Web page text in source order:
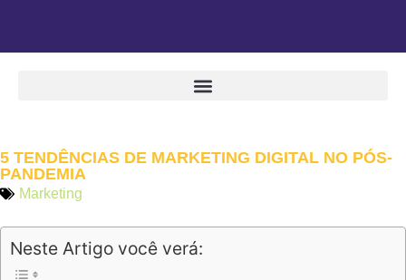
5 TENDÊNCIAS DE MARKETING DIGITAL NO PÓS-
PANDEMIA
Marketing
Neste Artigo você verá: